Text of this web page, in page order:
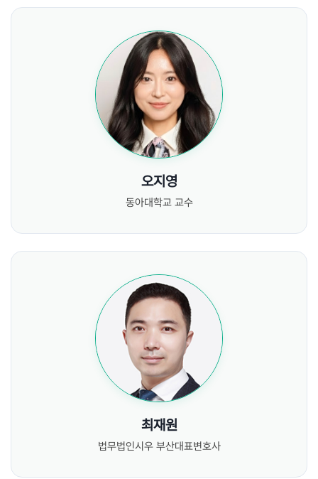
오지영
동아대학교 교수
최재원
법무법인시우 부산대표변호사